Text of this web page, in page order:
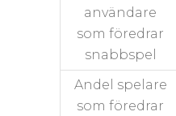
användare
som föredrar
snabbspel
Andel spelare
som föredrar